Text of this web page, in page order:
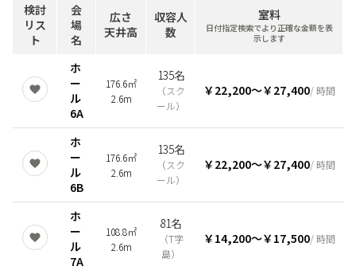
検討
リス
ト
会
場
名
広さ
天井高
収容人
数
室料
日付指定検索でより正確な金額を表
示します
ホ
ー
ル
6A
176.6㎡
2.6m
135名
（スク
ール）
￥22,200〜￥27,400/ 時間
ホ
ー
ル
6B
176.6㎡
2.6m
135名
（スク
ール）
￥22,200〜￥27,400/ 時間
ホ
ー
ル
7A
108.8㎡
2.6m
81名
（T字
島）
￥14,200〜￥17,500/ 時間